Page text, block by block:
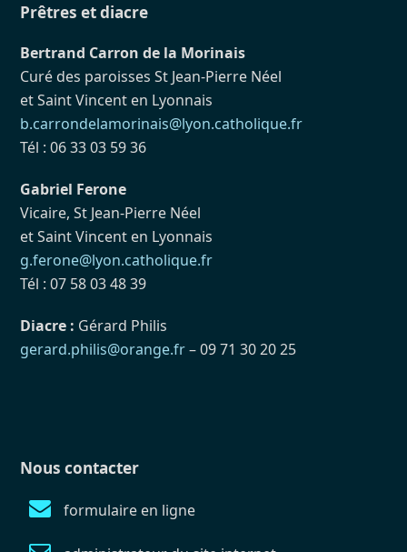
Prêtres et diacre
Bertrand Carron de la Morinais
Curé des paroisses St Jean-Pierre Néel
et Saint Vincent en Lyonnais
b.carrondelamorinais@lyon.catholique.fr
Tél : 06 33 03 59 36
Gabriel Ferone
Vicaire, St Jean-Pierre Néel
et Saint Vincent en Lyonnais
g.ferone@lyon.catholique.fr
Tél : 07 58 03 48 39
Diacre : Gérard Philis
gerard.philis@orange.fr– 09 71 30 20 25
Nous contacter
formulaire en ligne